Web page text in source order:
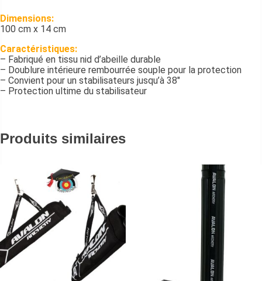
Dimensions:
100 cm x 14 cm
Caractéristiques:
– Fabriqué en tissu nid d’abeille durable
– Doublure intérieure rembourrée souple pour la protection
– Convient pour un stabilisateurs jusqu’à 38″
– Protection ultime du stabilisateur
Produits similaires